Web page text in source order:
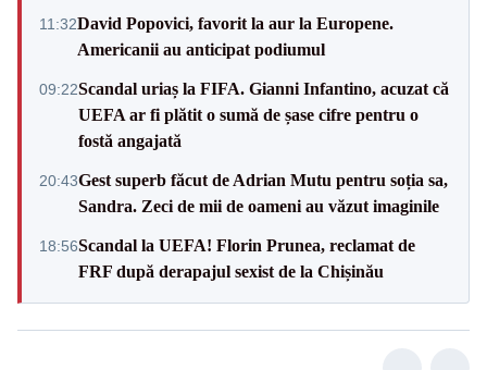
11:32David Popovici, favorit la aur la Europene.
Americanii au anticipat podiumul
09:22Scandal uriaș la FIFA. Gianni Infantino, acuzat că
UEFA ar fi plătit o sumă de șase cifre pentru o
fostă angajată
20:43Gest superb făcut de Adrian Mutu pentru soția sa,
Sandra. Zeci de mii de oameni au văzut imaginile
18:56Scandal la UEFA! Florin Prunea, reclamat de
FRF după derapajul sexist de la Chișinău